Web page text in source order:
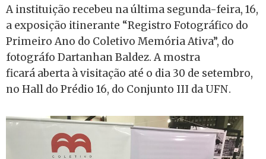
A instituição recebeu na última segunda-feira, 16,
a exposição itinerante “Registro Fotográfico do
Primeiro Ano do Coletivo Memória Ativa”, do
fotográfo Dartanhan Baldez. A mostra
ficará aberta à visitação até o dia 30 de setembro,
no Hall do Prédio 16, do Conjunto III da UFN.